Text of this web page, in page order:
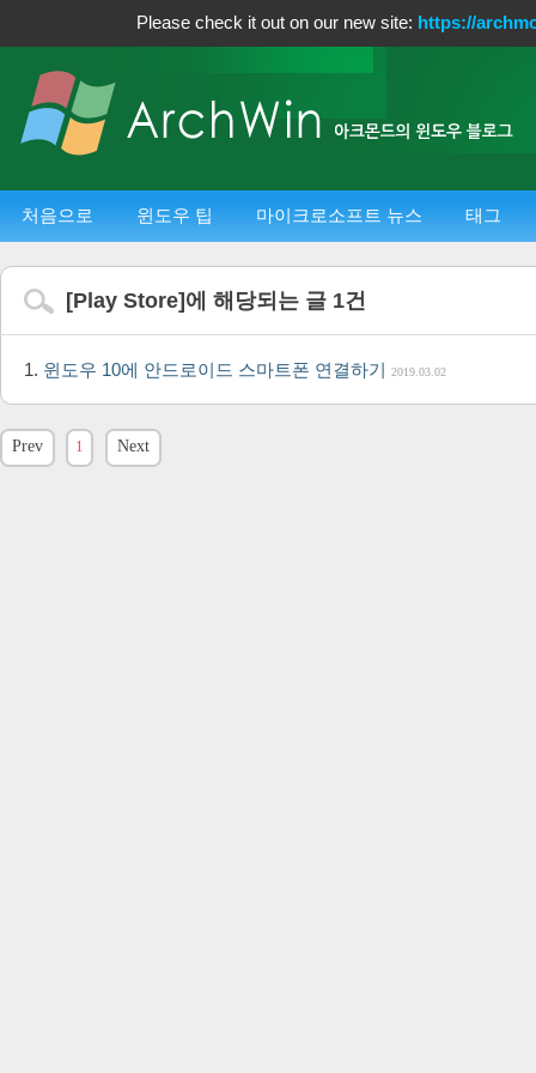
Please check it out on our new site: https://
처음으로 윈도우 팁 마이크로소프트 뉴스 태그
[Play Store]에 해당되는 글 1건
윈도우 10에 안드로이드 스마트폰 연결하기 2019.03.02
Prev 1 Next